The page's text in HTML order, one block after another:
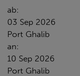
ab:
03 Sep 2026
Port Ghalib
an:
10 Sep 2026
Port Ghalib